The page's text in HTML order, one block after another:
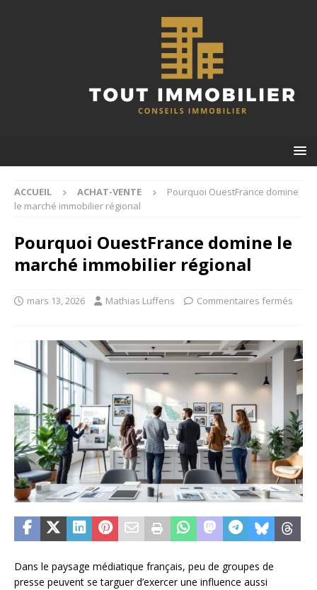
ACCUEIL ACHAT-VENTE
Pourquoi OuestFrance domine
le marché immobilier régional
Pourquoi OuestFrance domine le
marché immobilier régional
mars 13, 2026 Mathias Luffens Commentaires fermés
Dans le paysage médiatique français, peu de groupes de
presse peuvent se targuer d’exercer une influence aussi